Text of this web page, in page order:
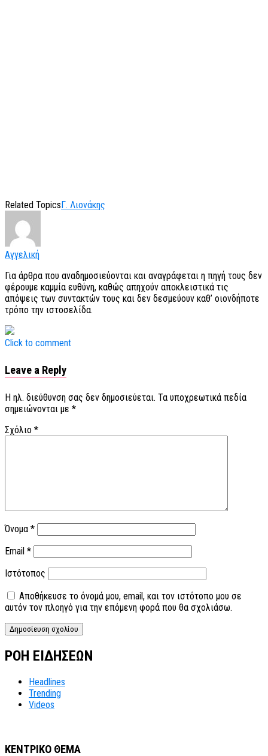
Related Topics Γ. Λιονάκης
Αγγελική
Για άρθρα που αναδημοσιεύονται και αναγράφεται η πηγή τους δεν
φέρουμε καμμία ευθύνη, καθώς απηχούν αποκλειστικά τις
απόψεις των συντακτών τους και δεν δεσμεύουν καθ’ οιονδήποτε
τρόπο την ιστοσελίδα.
Click to comment
Leave a Reply
Η ηλ. διεύθυνση σας δεν δημοσιεύεται. Τα υποχρεωτικά πεδία
σημειώνονται με *
Σχόλιο *
Όνομα *
Email *
Ιστότοπος
Αποθήκευσε το όνομά μου, email, και τον ιστότοπο μου σε
αυτόν τον πλοηγό για την επόμενη φορά που θα σχολιάσω.
ΡΟΗ ΕΙΔΗΣΕΩΝ
Headlines
Trending
Videos
ΚΕΝΤΡΙΚΟ ΘΕΜΑ